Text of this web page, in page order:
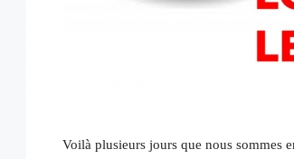
Voilà plusieurs jours que nous sommes